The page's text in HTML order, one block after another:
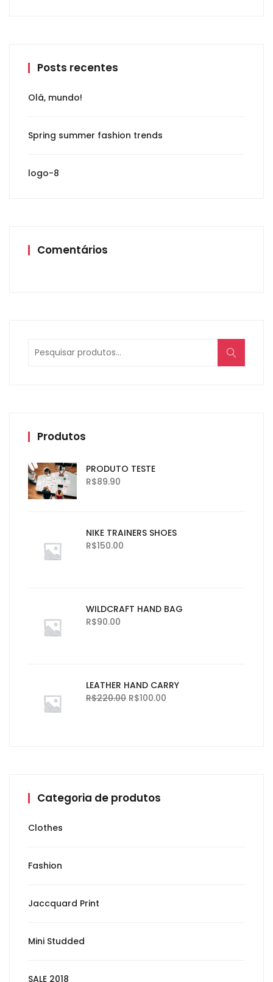
Posts recentes
Olá, mundo!
Spring summer fashion trends
logo-8
Comentários
Produtos
PRODUTO TESTE
R$89.90
NIKE TRAINERS SHOES
R$150.00
WILDCRAFT HAND BAG
R$90.00
LEATHER HAND CARRY
R$220.00 R$100.00
Categoria de produtos
Clothes
Fashion
Jaccquard Print
Mini Studded
SALE 2018